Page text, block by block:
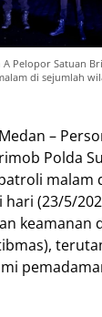
A Pelopor Satuan
di sejumlah
Medan –
Polda
malam
(23/5/
keamanan